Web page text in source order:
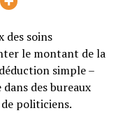
des soins
le montant de la
simple –
des bureaux
politiciens.